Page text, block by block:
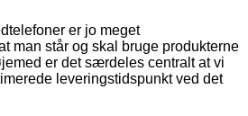
er jo meget
man står og skal bruge produkterne
er det særdeles centralt at vi
leveringstidspunkt ved det